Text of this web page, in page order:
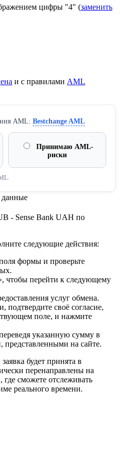
цифры "4" (заменить
и с правилами AML
AML: Bestchange AML
Принимаю AML-
риски
данные
- Sense Bank UAH по
следующие действия:
формы и проверьте
чтобы перейти к следующему
услуг обмена.
подтвердите своё согласие,
поле, и нажмите
указанную сумму в
представленными на сайте.
будет принята в
перенаправлены на
где сможете отслеживать
реального времени.